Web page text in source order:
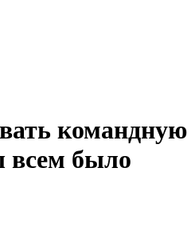
командную
всем было